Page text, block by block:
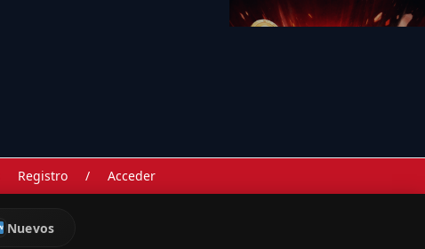
Registro / Acceder
Nuevos